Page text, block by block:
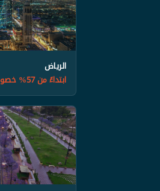
الرياض
ابتداءً من 57% خصومات